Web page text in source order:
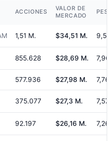
ACCIONES
VALOR DE
MERCADO
1,51 M. $34,51 M.
855.628 $28,69 M.
577.936 $27,98 M.
375.077 $27,3 M.
92.197 $26,16 M.